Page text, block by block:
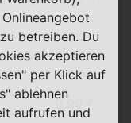
19,99 €9,99 €
0,00 €
9,99 €
betreiben. Du
akzeptieren
per Klick auf
ablehnen
aufrufen und